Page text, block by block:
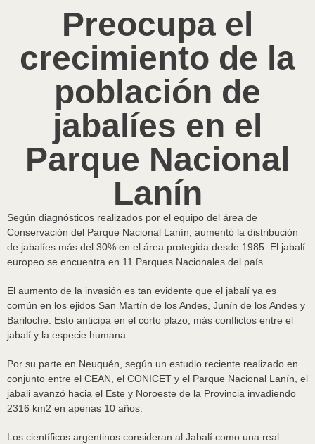
Preocupa el
crecimiento de la
población de
jabalíes en el
Parque Nacional
Lanín
Según diagnósticos realizados por el equipo del área de
Conservación del Parque Nacional Lanín, aumentó la distribución
de jabalíes más del 30% en el área protegida desde 1985. El jabalí
europeo se encuentra en 11 Parques Nacionales del país.
El aumento de la invasión es tan evidente que el jabalí ya es
común en los ejidos San Martín de los Andes, Junín de los Andes y
Bariloche. Esto anticipa en el corto plazo, más conflictos entre el
jabalí y la especie humana.
Por su parte en Neuquén, según un estudio reciente realizado en
conjunto entre el CEAN, el CONICET y el Parque Nacional Lanín, el
jabali avanzó hacia el Este y Noroeste de la Provincia invadiendo
2316 km2 en apenas 10 años.
Los científicos argentinos consideran al Jabalí como una real